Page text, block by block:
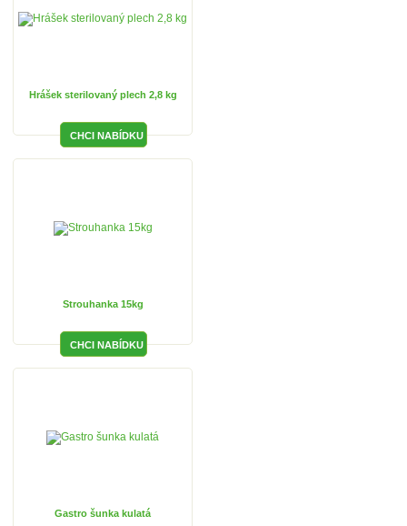
Hrášek sterilovaný plech 2,8 kg
Strouhanka 15kg
Gastro šunka kulatá